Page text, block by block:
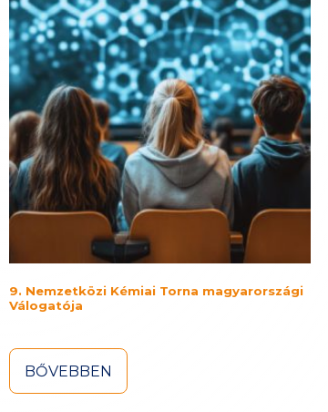
9. Nemzetközi Kémiai Torna magyarországi
Válogatója
BŐVEBBEN